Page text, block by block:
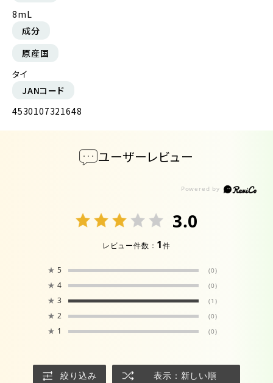
8mL
成分
原産国
タイ
JANコード
4530107321648
ユーザーレビュー
3.0
レビュー件数： 1件
★ 5 (0)
★ 4 (0)
★ 3 (1)
★ 2 (0)
★ 1 (0)
絞り込み 表示：新しい順